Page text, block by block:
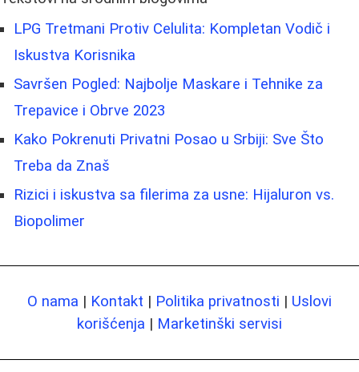
LPG Tretmani Protiv Celulita: Kompletan Vodič i
Iskustva Korisnika
Savršen Pogled: Najbolje Maskare i Tehnike za
Trepavice i Obrve 2023
Kako Pokrenuti Privatni Posao u Srbiji: Sve Što
Treba da Znaš
Rizici i iskustva sa filerima za usne: Hijaluron vs.
Biopolimer
O nama | Kontakt | Politika privatnosti | Uslovi
korišćenja | Marketinški servisi